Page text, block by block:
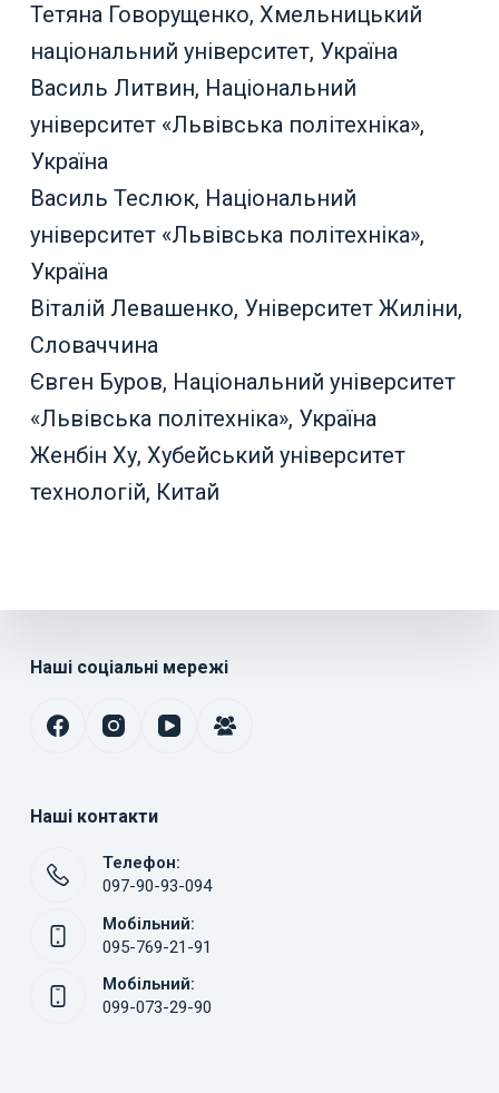
Тетяна Говорущенко, Хмельницький
національний університет, Україна
Василь Литвин, Національний
університет «Львівська політехніка»,
Україна
Василь Теслюк, Національний
університет «Львівська політехніка»,
Україна
Віталій Левашенко, Університет Жиліни,
Словаччина
Євген Буров, Національний університет
«Львівська політехніка», Україна
Женбін Ху, Хубейський університет
технологій, Китай
Наші соціальні мережі
Наші контакти
Телефон:
097-90-93-094
Мобільний:
095-769-21-91
Мобільний:
099-073-29-90